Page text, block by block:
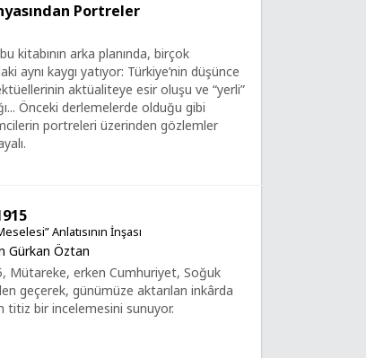
Portreler
kitabının arka planında, birçok
aynı kaygı yatıyor: Türkiye’nin düşünce
aktüaliteye esir oluşu ve “yerli”
Önceki derlemelerde olduğu gibi
portreleri üzerinden gözlemler
Anlatısının İnşası
Gürkan Öztan
Mütareke, erken Cumhuriyet, Soğuk
geçerek, günümüze aktarılan inkârda
titiz bir incelemesini sunuyor.